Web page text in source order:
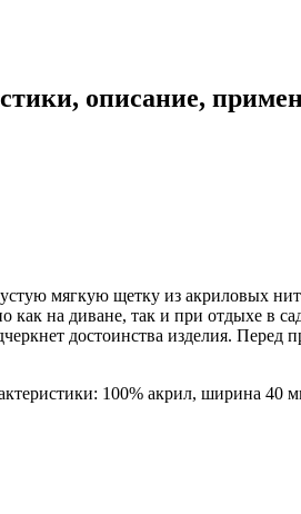
описание,
мягкую щетку из акриловых
на диване, так и при отдыхе в
достоинства изделия.
100% акрил, ширина 40